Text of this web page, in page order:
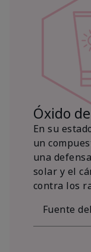
Óxido
En su
un
una
solar y el
contra los
Fuente